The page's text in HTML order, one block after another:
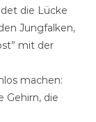
die Lücke
Jungfalken,
mit der
machen:
Gehirn, die